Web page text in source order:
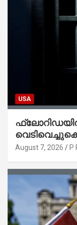
USA
August 7, 2026 P